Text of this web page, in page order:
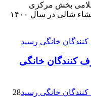
بخش مرکزی
شهرستان محمودآباد از اعلام نرخ نشاء شالی در سال ۱۴۰۰
كنندگان خانگی
28